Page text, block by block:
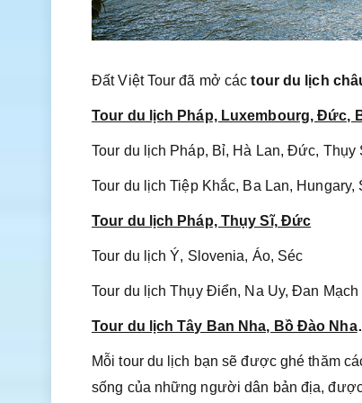
Đất Việt Tour đã mở cáctour du lịch
Tour du lịch Pháp, Luxembourg, Đức,
Tour du lịch Pháp, Bỉ, Hà Lan, Đức, Thụy
Tour du lịch Tiệp Khắc, Ba Lan, Hungary,
Tour du lịch Pháp, Thụy Sĩ, Đức
Tour du lịch Ý, Slovenia, Áo, Séc
Tour du lịch Thụy Điển, Na Uy, Đan Mạch
Tour du lịch Tây Ban Nha, Bồ Đào Nha
Mỗi tour du lịch bạn sẽ được ghé thăm
sống của những người dân bản địa,